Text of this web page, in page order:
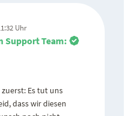
Uhr
Support Team:
Es tut uns
dass wir diesen